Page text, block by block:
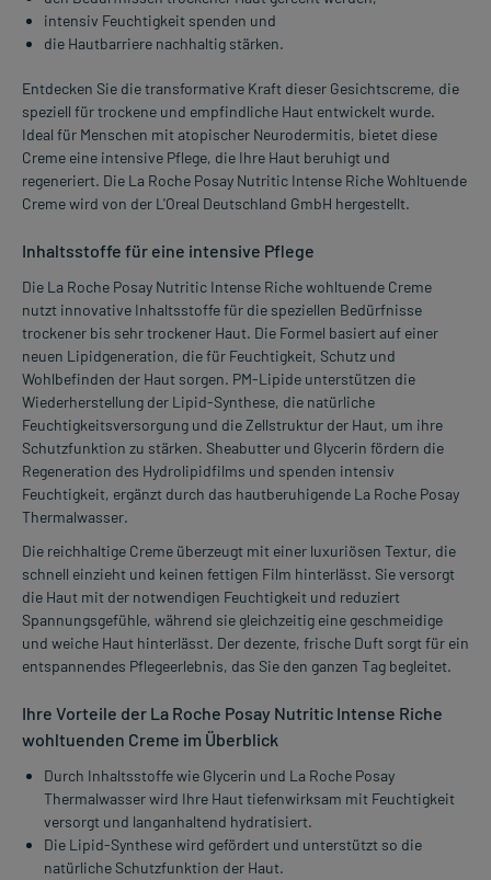
intensiv Feuchtigkeit spenden und
die Hautbarriere nachhaltig stärken.
Entdecken Sie die transformative Kraft dieser Gesichtscreme, die
speziell für trockene und empfindliche Haut entwickelt wurde.
Ideal für Menschen mit atopischer Neurodermitis, bietet diese
Creme eine intensive Pflege, die Ihre Haut beruhigt und
regeneriert. Die La Roche Posay Nutritic Intense Riche Wohltuende
Creme wird von der L'Oreal Deutschland GmbH hergestellt.
Inhaltsstoffe für eine intensive Pflege
Die La Roche Posay Nutritic Intense Riche wohltuende Creme
nutzt innovative Inhaltsstoffe für die speziellen Bedürfnisse
trockener bis sehr trockener Haut. Die Formel basiert auf einer
neuen Lipidgeneration, die für Feuchtigkeit, Schutz und
Wohlbefinden der Haut sorgen. PM-Lipide unterstützen die
Wiederherstellung der Lipid-Synthese, die natürliche
Feuchtigkeitsversorgung und die Zellstruktur der Haut, um ihre
Schutzfunktion zu stärken. Sheabutter und Glycerin fördern die
Regeneration des Hydrolipidfilms und spenden intensiv
Feuchtigkeit, ergänzt durch das hautberuhigende La Roche Posay
Thermalwasser.
Die reichhaltige Creme überzeugt mit einer luxuriösen Textur, die
schnell einzieht und keinen fettigen Film hinterlässt. Sie versorgt
die Haut mit der notwendigen Feuchtigkeit und reduziert
Spannungsgefühle, während sie gleichzeitig eine geschmeidige
und weiche Haut hinterlässt. Der dezente, frische Duft sorgt für ein
entspannendes Pflegeerlebnis, das Sie den ganzen Tag begleitet.
Ihre Vorteile der La Roche Posay Nutritic Intense Riche
wohltuenden Creme im Überblick
Durch Inhaltsstoffe wie Glycerin und La Roche Posay
Thermalwasser wird Ihre Haut tiefenwirksam mit Feuchtigkeit
versorgt und langanhaltend hydratisiert.
Die Lipid-Synthese wird gefördert und unterstützt so die
natürliche Schutzfunktion der Haut.